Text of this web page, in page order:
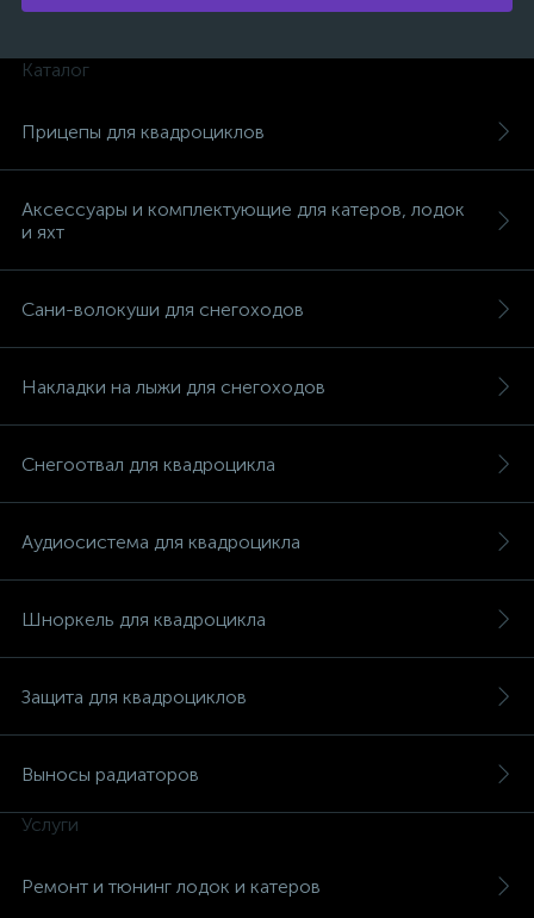
Каталог
Прицепы для квадроциклов
Аксессуары и комплектующие для катеров, лодок
и яхт
Сани-волокуши для снегоходов
Накладки на лыжи для снегоходов
Снегоотвал для квадроцикла
Аудиосистема для квадроцикла
Шноркель для квадроцикла
Защита для квадроциклов
Выносы радиаторов
Услуги
Ремонт и тюнинг лодок и катеров